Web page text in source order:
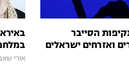
הסייבר
ואזרחים ישראלים
אורי